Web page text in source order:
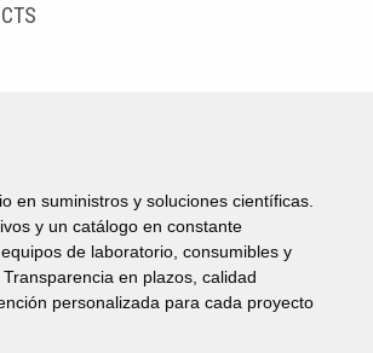
en suministros y soluciones científicas.
y un catálogo en constante
de laboratorio, consumibles y
en plazos, calidad
personalizada para cada proyecto